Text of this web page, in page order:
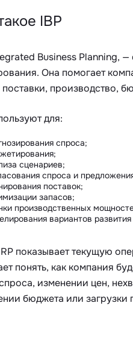
IBP
Business Planning,
Она помогает
производство,
для:
спроса;
сценариев;
спроса и
поставок;
запасов;
производственных
вариантов
показывает текущую
понять, как компания
изменении цен,
бюджета или загрузки